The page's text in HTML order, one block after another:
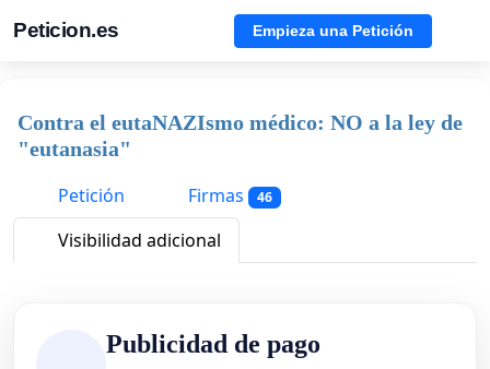
Peticion.es Empieza una Petición
Contra el eutaNAZIsmo médico: NO a la ley de
"eutanasia"
Petición
Firmas 46
Visibilidad adicional
Publicidad de pago